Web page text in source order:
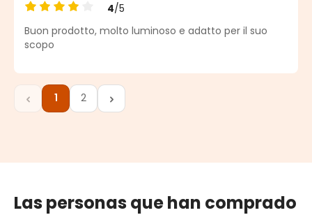
Calificación promedio de 4 de 5 estrellas
4/5
Buon prodotto, molto luminoso e adatto per il suo
scopo
Página
1 Página
2
Las personas que han comprado